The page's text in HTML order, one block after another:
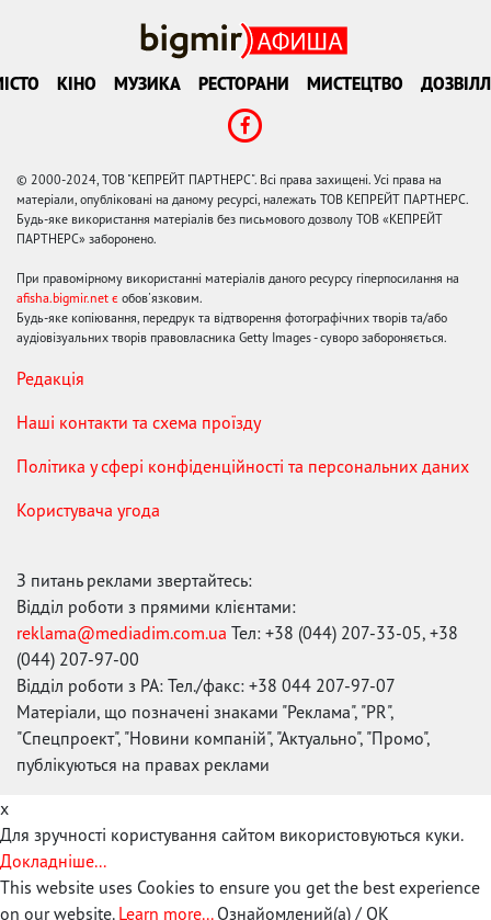
КІНО МУЗИКА РЕСТОРАНИ МИСТЕЦТВО
© 2000-2024, ТОВ "КЕПРЕЙТ ПАРТНЕРС". Всі права захищені. Усі права на
матеріали, опубліковані на даному ресурсі, належать ТОВ КЕПРЕЙТ ПАРТНЕРС.
Будь-яке використання матеріалів без письмового дозволу ТОВ «КЕПРЕЙТ
ПАРТНЕРС» заборонено.
При правомірному використанні матеріалів даного ресурсу гіперпосилання на
afisha.bigmir.net є обов'язковим.
Будь-яке копіювання, передрук та відтворення фотографічних творів та/або
аудіовізуальних творів правовласника Getty Images - суворо забороняється.
Редакція
Наші контакти та схема проїзду
Політика у сфері конфіденційності та персональних даних
Користувача угода
З питань реклами звертайтесь:
Відділ роботи з прямими клієнтами:
reklama@mediadim.com.ua Тел: +38 (044) 207-33-05, +38
(044) 207-97-00
Відділ роботи з РА: Тел./факс: +38 044 207-97-07
Матеріали, що позначені знаками "Реклама", "PR",
"Спецпроект", "Новини компаній", "Актуально", "Промо",
публікуються на правах реклами
x
Для зручності користування сайтом використовуються куки.
Докладніше...
This website uses Cookies to ensure you get the best experience
on our website. Learn more... Ознайомлений(а) / OK